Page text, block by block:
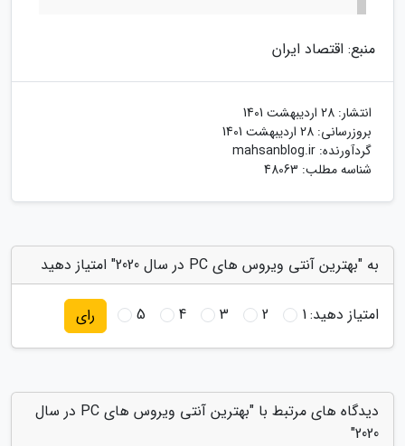
منبع: اقتصاد ایران
انتشار: 28 اردیبهشت 1401
بروزرسانی: 28 اردیبهشت 1401
گردآورنده: mahsanblog.ir
شناسه مطلب: 48063
به "بهترین آنتی ویروس های PC در سال 2020" امتیاز دهید
امتیاز دهید:1
2
3
4
5 رای
دیدگاه های مرتبط با "بهترین آنتی ویروس های PC در سال
2020"